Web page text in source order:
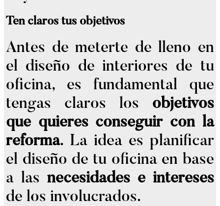
Ten claros tus objetivos
Antes de meterte de lleno en
el diseño de interiores de tu
oficina, es fundamental que
tengas claros los objetivos
que quieres conseguir con la
reforma. La idea es planificar
el diseño de tu oficina en base
a las necesidades e intereses
de los involucrados.